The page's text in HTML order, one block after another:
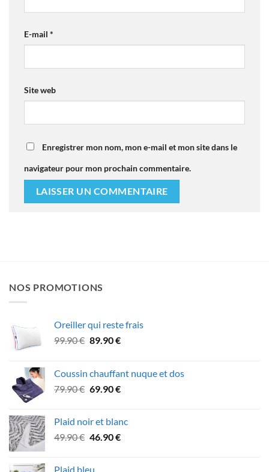
E-mail *
Site web
Enregistrer mon nom, mon e-mail et mon site dans le
navigateur pour mon prochain commentaire.
NOS PROMOTIONS
Oreiller qui reste frais
99.90€ Le
était :
99.90 €.
89.90€Le
est :
89.90 €.
Coussin chauffant nuque et dos
79.90€ Le
était :
79.90 €.
69.90€Le
est :
69.90 €.
Plaid noir et blanc
49.90€ Le
46.90€Le
Plaid bleu